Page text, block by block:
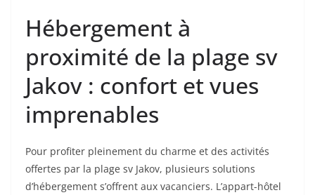
Hébergement à
proximité de la plage sv
Jakov : confort et vues
imprenables
Pour profiter pleinement du charme et des activités
offertes par la plage sv Jakov, plusieurs solutions
d’hébergement s’offrent aux vacanciers. L’appart-hôtel